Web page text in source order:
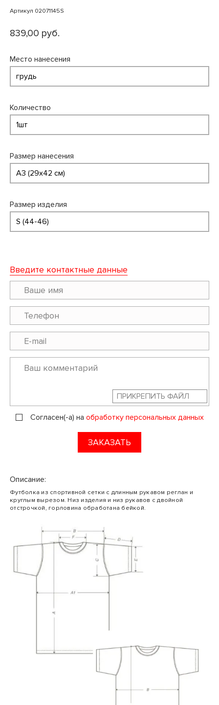
Артикул 02071145S
839,00 руб.
Место нанесения
Количество
Размер нанесения
Размер изделия
Введите контактные данные
ПРИКРЕПИТЬ ФАЙЛ
Согласен(-а) на обработку персональных данных
ЗАКАЗАТЬ
Описание:
Футболка из спортивной сетки с длинным рукавом реглан и
круглым вырезом. Низ изделия и низ рукавов с двойной
отстрочкой, горловина обработана бейкой.